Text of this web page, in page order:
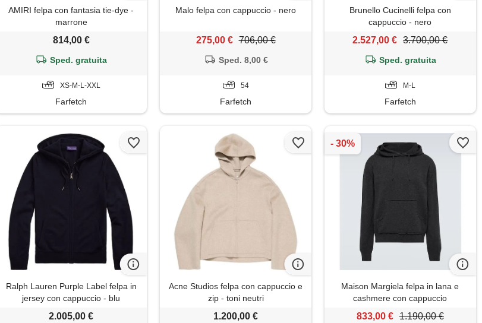
AMIRI felpa con fantasia tie-dye -
marrone
814,00 €
Sped. gratuita
XS-M-L-XXL
Farfetch
Malo felpa con cappuccio - nero
275,00 € 706,00 €
Sped. 8,00 €
54
Farfetch
Brunello Cucinelli felpa con
cappuccio - nero
2.527,00 € 3.700,00 €
Sped. gratuita
M-L
Farfetch
Ralph Lauren Purple Label felpa in
jersey con cappuccio - blu
2.005,00 €
Acne Studios felpa con cappuccio e
zip - toni neutri
1.200,00 €
Maison Margiela felpa in lana e
cashmere con cappuccio
833,00 € 1.190,00 €